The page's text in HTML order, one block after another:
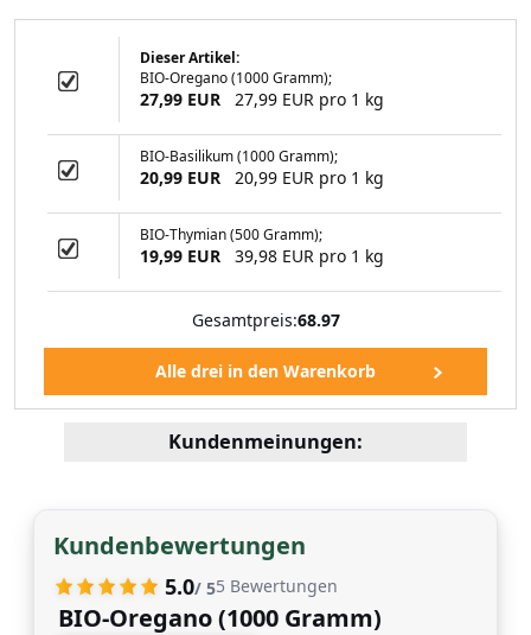
1000
EUR
Dieser Artikel:
BIO-Oregano (1000 Gramm);
27,99 EUR 27,99 EUR pro 1 kg
BIO-Basilikum (1000 Gramm);
20,99 EUR 20,99 EUR pro 1 kg
BIO-Thymian (500 Gramm);
19,99 EUR 39,98 EUR pro 1 kg
Gesamtpreis:68.97
Kundenmeinungen:
Kundenbewertungen
5.0/ 55 Bewertungen
BIO-Oregano (1000 Gramm)